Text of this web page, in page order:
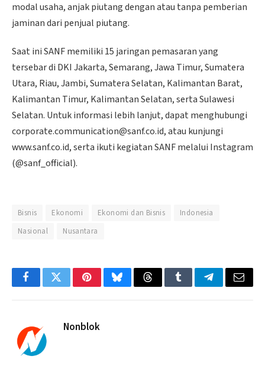
modal usaha, anjak piutang dengan atau tanpa pemberian
jaminan dari penjual piutang.
Saat ini SANF memiliki 15 jaringan pemasaran yang
tersebar di DKI Jakarta, Semarang, Jawa Timur, Sumatera
Utara, Riau, Jambi, Sumatera Selatan, Kalimantan Barat,
Kalimantan Timur, Kalimantan Selatan, serta Sulawesi
Selatan. Untuk informasi lebih lanjut, dapat menghubungi
corporate.communication@sanf.co.id, atau kunjungi
www.sanf.co.id, serta ikuti kegiatan SANF melalui Instagram
(@sanf_official).
Bisnis Ekonomi Ekonomi dan Bisnis
Indonesia
Nasional
Nusantara
FacebookTwitterPinterestBlueskyThreadsTumblrTelegramEmail
Nonblok